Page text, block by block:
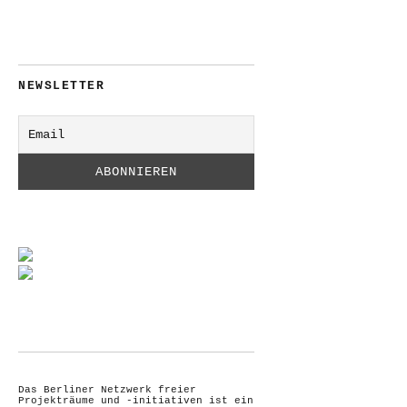
NEWSLETTER
Das Berliner Netzwerk freier
Projekträume und -initiativen ist ein